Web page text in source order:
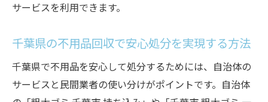
サービスを利用できます。
千葉県の不用品回収で安心処分を実現する方法
千葉県で不用品を安心して処分するためには、自治体の
サービスと民間業者の使い分けがポイントです。自治体